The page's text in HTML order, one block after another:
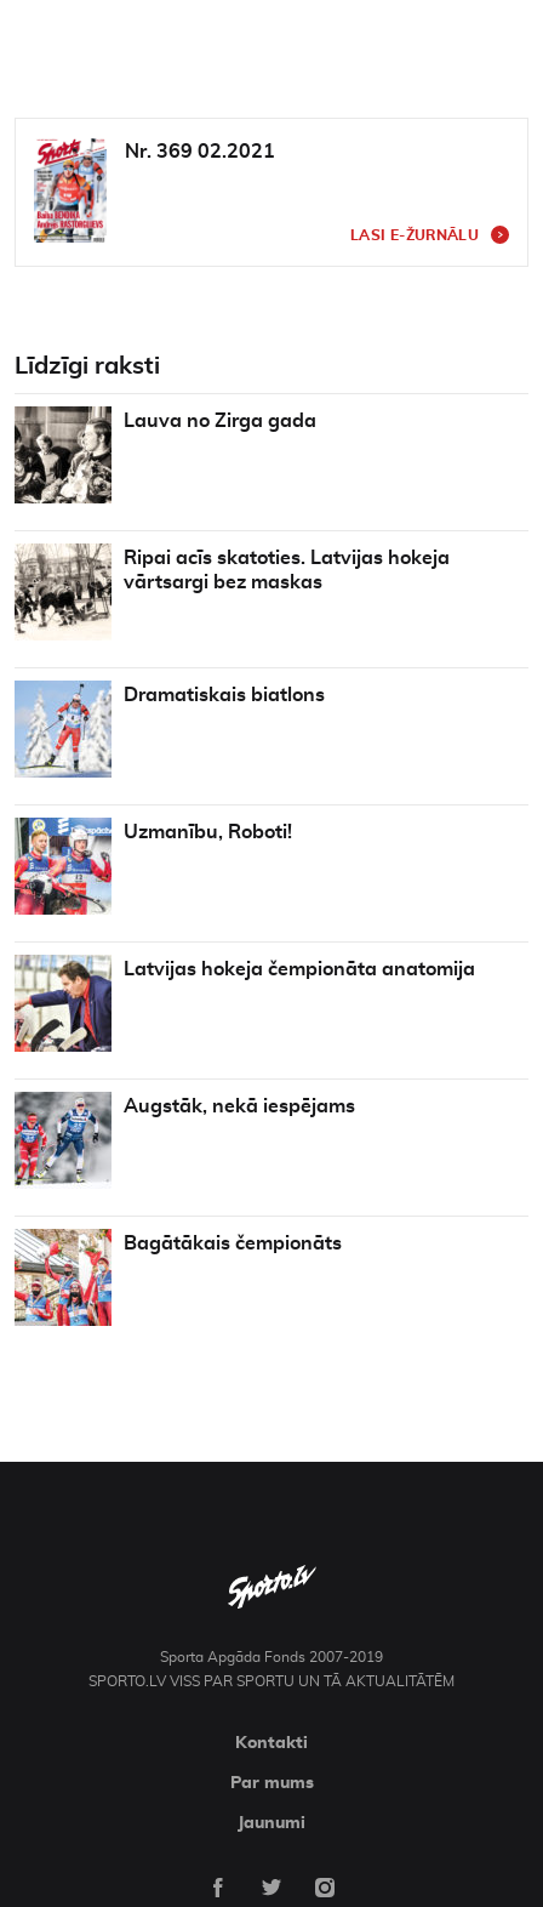
Nr. 369 02.2021
LASI E-ŽURNĀLU
Līdzīgi raksti
Lauva no Zirga gada
Ripai acīs skatoties. Latvijas hokeja
vārtsargi bez maskas
Dramatiskais biatlons
Uzmanību, Roboti!
Latvijas hokeja čempionāta anatomija
Augstāk, nekā iespējams
Bagātākais čempionāts
Sporta Apgāda Fonds 2007-2019
SPORTO.LV VISS PAR SPORTU UN TĀ AKTUALITĀTĒM
Kontakti
Par mums
Jaunumi